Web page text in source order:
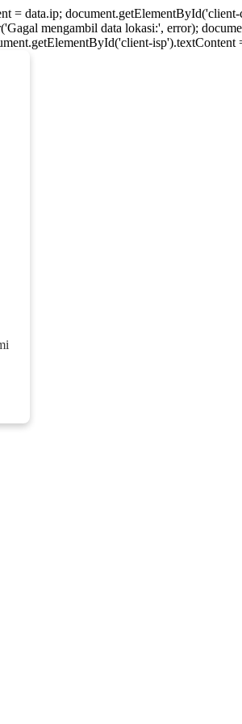
= data.ip;
mengambil data lokasi:', error);